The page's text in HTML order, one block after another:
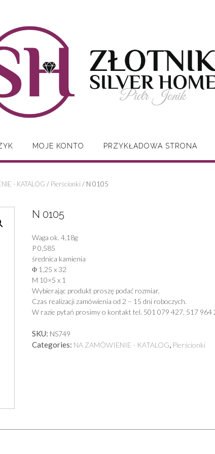
MOJE KONTO PRZYKŁADOWA STRONA
- KATALOG / Pierścionki / N 0105
N 0105
Waga ok. 4,18g
P 0,585
średnica kamienia
Φ 1,25 x 32
M 10×5 x 1
Wybierając produkt proszę podać rozmiar.
Czas realizacji zamówienia od 2 – 15 dni roboczych.
W razie pytań prosimy o kontakt tel. 501 079 427, 517 964
SKU: NS749
Categories: NA ZAMÓWIENIE - KATALOG Pierścionki